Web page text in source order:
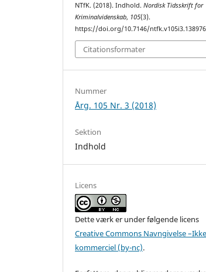
NTfK. (2018). Indhold.Nordisk Tidsskrift for
Kriminalvidenskab, 105(3).
https://doi.org/10.7146/ntfk.v105i3.138976
Citationsformater
Nummer
Årg. 105 Nr. 3 (2018)
Sektion
Indhold
Licens
Dette værk er under følgende licens
Creative Commons Navngivelse
kommerciel (by-nc).